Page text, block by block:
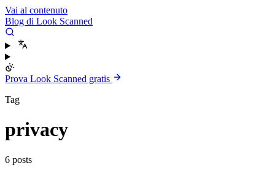
Vai al contenuto
Blog di Look Scanned
Prova Look Scanned gratis
Tag
privacy
6 posts